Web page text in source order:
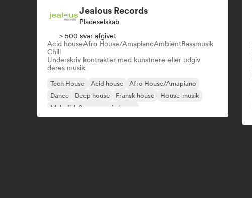
Jealous Records
Pladeselskab
> 500 svar afgivet
Acid houseAfro House/AmapianoAmbientBassmusik
Chill
Underskriv kontrakter med kunstnere eller udgiv
deres musik
Tech House Acid house
Afro House/Amapiano
Dance
Deep house Fransk house
House-musik
Melodisk & progressiv house